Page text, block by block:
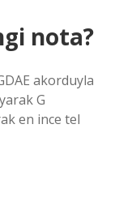
nota?
akorduyla
G
en ince tel